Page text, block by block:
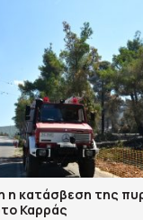
η κατάσβεση της
Καρράς